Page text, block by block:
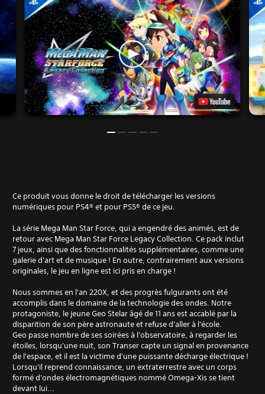
Ce produit vous donne le droit de télécharger les versions
numériques pour PS4® et pour PS5® de ce jeu.
La série Mega Man Star Force, qui a engendré des animés, est de
retour avec Mega Man Star Force Legacy Collection. Ce pack inclut
7 jeux, ainsi que des fonctionnalités supplémentaires, comme une
galerie d'art et de musique ! En outre, contrairement aux versions
originales, le jeu en ligne est ici pris en charge !
Nous sommes en l'an 220X, et des progrès fulgurants ont été
accomplis dans le domaine de la technologie des ondes. Notre
protagoniste, le jeune Geo Stelar âgé de 11 ans est accablé par la
disparition de son père astronaute et refuse d'aller à l'école.
Geo passe nombre de ses soirées à l'observatoire, à regarder les
étoiles, lorsqu'une nuit, son Transer capte un signal en provenance
de l'espace, et il est la victime d'une puissante décharge électrique !
Lorsqu'il reprend connaissance, un extraterrestre avec un corps
formé d'ondes électromagnétiques nommé Omega-Xis se tient
devant lui...